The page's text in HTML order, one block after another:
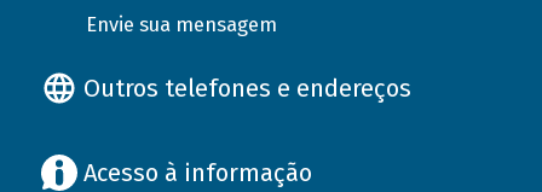
Envie sua mensagem
Outros telefones e endereços
Acesso à informação